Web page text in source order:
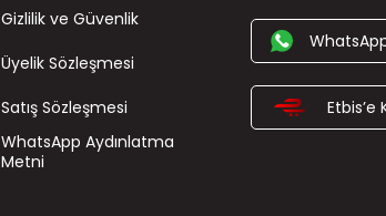
Gizlilik ve Güvenlik
Üyelik Sözleşmesi
Satış Sözleşmesi
WhatsApp Aydınlatma
Metni
Etbis’e